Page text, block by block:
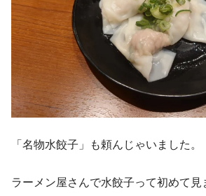
「名物水餃子」も頼んじゃいました。
ラーメン屋さんで水餃子って初めて見